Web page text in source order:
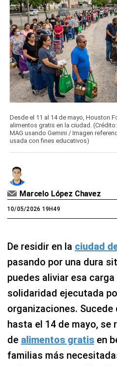
Desde el 11 al 14 de mayo, Houston
alimentos gratis en la ciudad.
MAG usando Gemini / Imagen
usada con fines educativos)
Marcelo López Chavez
10/05/2026 19H49
De residir en la ciudad
pasando por una dura
puedes aliviar esa
solidaridad ejecutada
organizaciones. Sucede
hasta el 14 de mayo, se
de alimentos gratis en
familias más